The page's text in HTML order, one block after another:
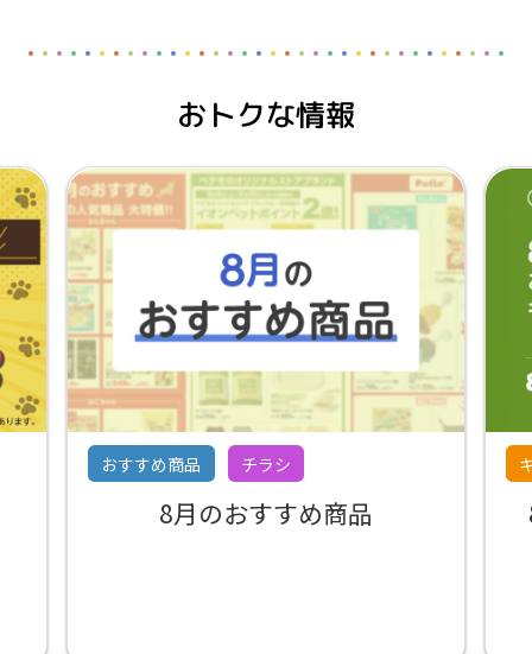
おトクな情報
おすすめ商品 チラシ
8月のおすすめ商品